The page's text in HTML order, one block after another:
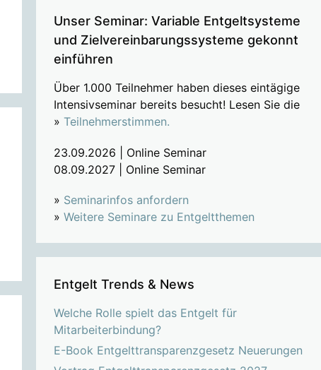
Unser Seminar: Variable Entgeltsysteme
und Zielvereinbarungssysteme gekonnt
einführen
Über 1.000 Teilnehmer haben dieses eintägige
Intensivseminar bereits besucht! Lesen Sie die
» Teilnehmerstimmen.
23.09.2026 | Online Seminar
08.09.2027 | Online Seminar
» Seminarinfos anfordern
» Weitere Seminare zu Entgeltthemen
Entgelt Trends & News
Welche Rolle spielt das Entgelt für
Mitarbeiterbindung?
E-Book Entgelttransparenzgesetz Neuerungen